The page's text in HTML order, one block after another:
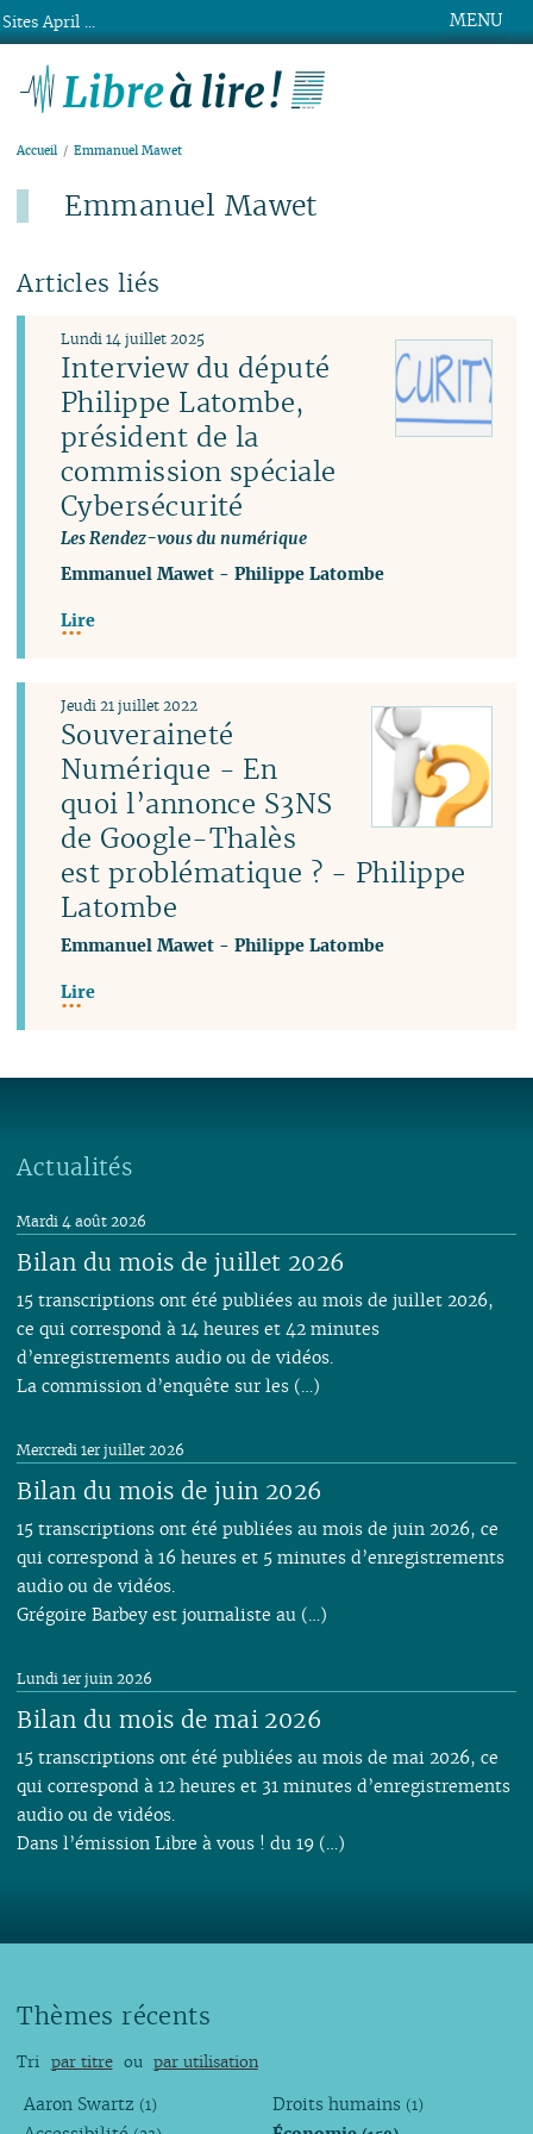
MENU
Accueil Emmanuel Mawet
Emmanuel Mawet
Articles liés
Interview du député
Philippe Latombe,
président de la
commission spéciale
Cybersécurité
Les Rendez-vous du numérique
Lundi 14 juillet 2025
Emmanuel Mawet -Philippe Latombe
Lire
Souveraineté
Numérique - En
quoi l’annonce S3NS
de Google-Thalès
est problématique ? - Philippe
Latombe
Jeudi 21 juillet 2022
Emmanuel Mawet -Philippe Latombe
Lire
Actualités
Bilan du mois de juillet 2026
Mardi 4 août 2026
15 transcriptions ont été publiées au mois de juillet 2026,
ce qui correspond à 14 heures et 42 minutes
d’enregistrements audio ou de vidéos.
La commission d’enquête sur les (…)
Bilan du mois de juin 2026
Mercredi 1er juillet 2026
15 transcriptions ont été publiées au mois de juin 2026, ce
qui correspond à 16 heures et 5 minutes d’enregistrements
audio ou de vidéos.
Grégoire Barbey est journaliste au (…)
Bilan du mois de mai 2026
Lundi 1er juin 2026
15 transcriptions ont été publiées au mois de mai 2026, ce
qui correspond à 12 heures et 31 minutes d’enregistrements
audio ou de vidéos.
Dans l’émission Libre à vous ! du 19 (…)
Thèmes récents
Tri par titre ou par utilisation
Aaron Swartz (1) Droits humains (1)
Sites April ...